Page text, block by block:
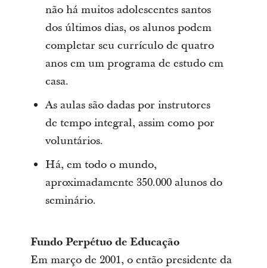
não há muitos adolescentes santos
dos últimos dias, os alunos podem
completar seu currículo de quatro
anos em um programa de estudo em
casa.
As aulas são dadas por instrutores
de tempo integral, assim como por
voluntários.
Há, em todo o mundo,
aproximadamente 350.000 alunos do
seminário.
Fundo Perpétuo de Educação
Em março de 2001, o então presidente da